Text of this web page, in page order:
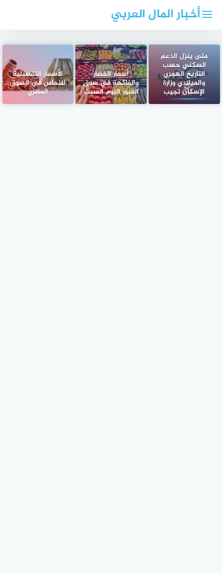
أخبار المال العربي
متى ينزل الدعم
السكني حسب
التاريخ الهجري
والميلادي وزارة
الإسكان تجيب
أسعار الخضار
والفاكهة في سوق
العبور اليوم السبت
الأسعار التفصيلية
للنحاس في السوق
المصري